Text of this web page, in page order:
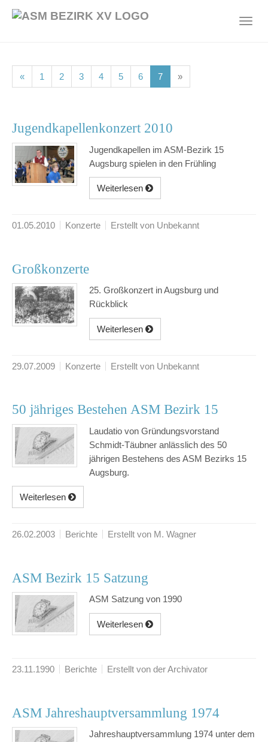
« 1 (current)
2(current)
3(current)
4(current)
5(current)
6(current)
7(current)
»
Jugendkapellenkonzert 2010
Jugendkapellen im ASM-Bezirk 15
Augsburg spielen in den Frühling
Weiterlesen
01.05.2010 Konzerte Erstellt von Unbekannt
Großkonzerte
25. Großkonzert in Augsburg und
Rückblick
Weiterlesen
29.07.2009 Konzerte Erstellt von Unbekannt
50 jähriges Bestehen ASM Bezirk 15
Laudatio von Gründungsvorstand
Schmidt-Täubner anlässlich des 50
jährigen Bestehens des ASM Bezirks 15
Augsburg.
Weiterlesen
26.02.2003 Berichte Erstellt von M. Wagner
ASM Bezirk 15 Satzung
ASM Satzung von 1990
Weiterlesen
23.11.1990 Berichte Erstellt von der Archivator
ASM Jahreshauptversammlung 1974
Jahreshauptversammlung 1974 unter dem